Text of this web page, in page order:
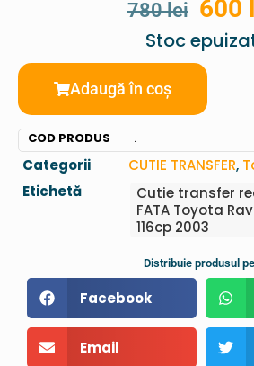
780lei 600
Stoc
Adaugă în coș
COD PRODUS .
Categorii CUTIE TRANSFER,
Etichetă
Cutie transfer
FATA Toyota
116cp 2003
Distribuie produsul
Facebook
Email